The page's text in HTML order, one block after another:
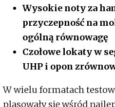
Wysokie noty za
przyczepność na
ogólną równowagę
Czołowe lokaty w
UHP i opon
W wielu formatach
plasowały się wśród